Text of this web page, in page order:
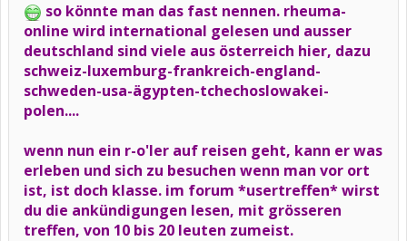
so könnte man das fast nennen. rheuma-
online wird international gelesen und ausser
deutschland sind viele aus österreich hier, dazu
schweiz-luxemburg-frankreich-england-
schweden-usa-ägypten-tchechoslowakei-
polen....
wenn nun ein r-o'ler auf reisen geht, kann er was
erleben und sich zu besuchen wenn man vor ort
ist, ist doch klasse. im forum *usertreffen* wirst
du die ankündigungen lesen, mit grösseren
treffen, von 10 bis 20 leuten zumeist.